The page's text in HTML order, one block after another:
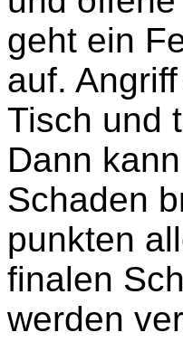
geht ein
auf.
Tisch und
Dann
Schaden
punkten
finalen
werden